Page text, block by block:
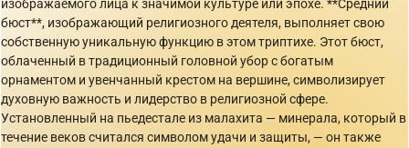
изображаемого лица к значимой культуре или эпохе. **Средний
бюст**, изображающий религиозного деятеля, выполняет свою
собственную уникальную функцию в этом триптихе. Этот бюст,
облаченный в традиционный головной убор с богатым
орнаментом и увенчанный крестом на вершине, символизирует
духовную важность и лидерство в религиозной сфере.
Установленный на пьедестале из малахита — минерала, который в
течение веков считался символом удачи и защиты, — он также